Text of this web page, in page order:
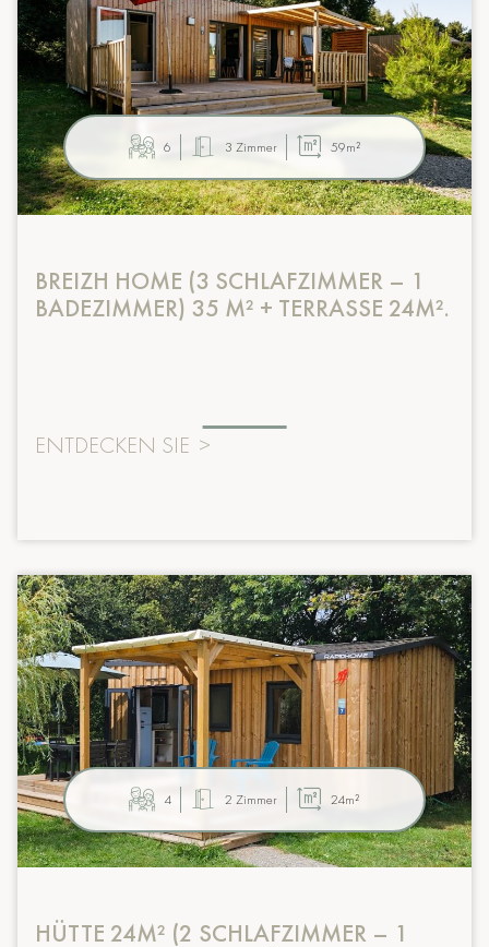
6 3 Zimmer 59m²
BREIZH HOME (3 SCHLAFZIMMER – 1
BADEZIMMER) 35 M² + TERRASSE 24M².
ENTDECKEN SIE >
4 2 Zimmer 24m²
HÜTTE 24M² (2 SCHLAFZIMMER – 1